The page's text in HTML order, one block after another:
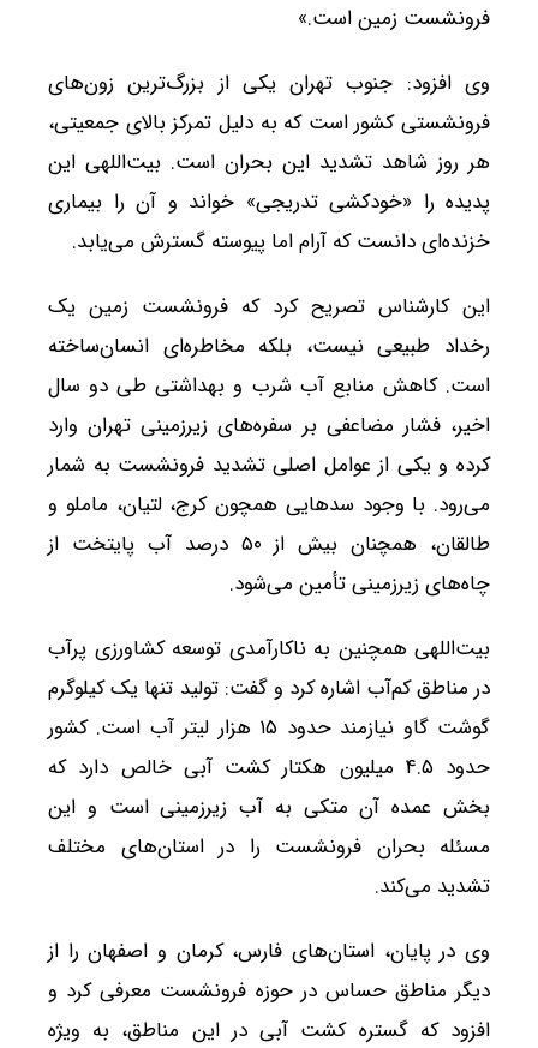
فرونشست زمین است.»
وی افزود: جنوب تهران یکی از بزرگ‌ترین زون‌های
فرونشستی کشور است که به دلیل تمرکز بالای جمعیتی،
هر روز شاهد تشدید این بحران است. بیت‌اللهی این
پدیده را «خودکشی تدریجی» خواند و آن را بیماری
خزنده‌ای دانست که آرام اما پیوسته گسترش می‌یابد.
این کارشناس تصریح کرد که فرونشست زمین یک
رخداد طبیعی نیست، بلکه مخاطره‌ای انسان‌ساخته
است. کاهش منابع آب شرب و بهداشتی طی دو سال
اخیر، فشار مضاعفی بر سفره‌های زیرزمینی تهران وارد
کرده و یکی از عوامل اصلی تشدید فرونشست به شمار
می‌رود. با وجود سدهایی همچون کرج، لتیان، ماملو و
طالقان، همچنان بیش از ۵۰ درصد آب پایتخت از
چاه‌های زیرزمینی تأمین می‌شود.
بیت‌اللهی همچنین به ناکارآمدی توسعه کشاورزی پرآب
در مناطق کم‌آب اشاره کرد و گفت: تولید تنها یک کیلوگرم
گوشت گاو نیازمند حدود ۱۵ هزار لیتر آب است. کشور
حدود ۴.۵ میلیون هکتار کشت آبی خالص دارد که
بخش عمده آن متکی به آب زیرزمینی است و این
مسئله بحران فرونشست را در استان‌های مختلف
تشدید می‌کند.
وی در پایان، استان‌های فارس، کرمان و اصفهان را از
دیگر مناطق حساس در حوزه فرونشست معرفی کرد و
افزود که گستره کشت آبی در این مناطق، به ویژه